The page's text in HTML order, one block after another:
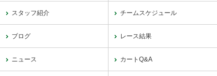
スタッフ紹介 チームスケジュール
ブログ レース結果
ニュース カートQ&A